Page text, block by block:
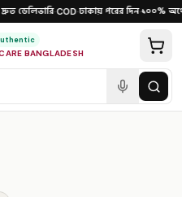
দ্রুত ডেলিভারি·COD·ঢাকায় পরের দিন·১০০%
BANGLADESH